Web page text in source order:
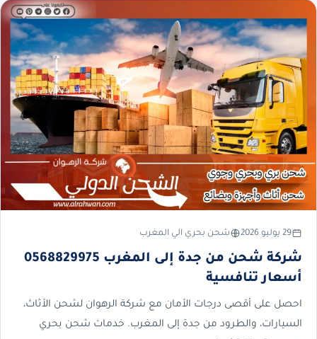
29 يوليو 2026 شحن بحري الي المغرب
شركة شحن من جدة إلى المغرب 0568829975
أسعار تنافسية
احصل على أقصى درجات الأمان مع شركة الرهوان لشحن الأثاث،
السيارات، والطرود من جدة إلى المغرب. خدمات شحن بحري